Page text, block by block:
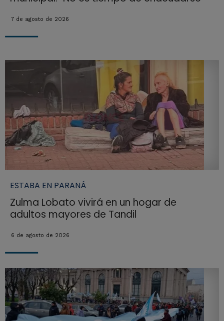
7 de agosto de 2026
ESTABA EN PARANÁ
Zulma Lobato vivirá en un hogar de
adultos mayores de Tandil
6 de agosto de 2026